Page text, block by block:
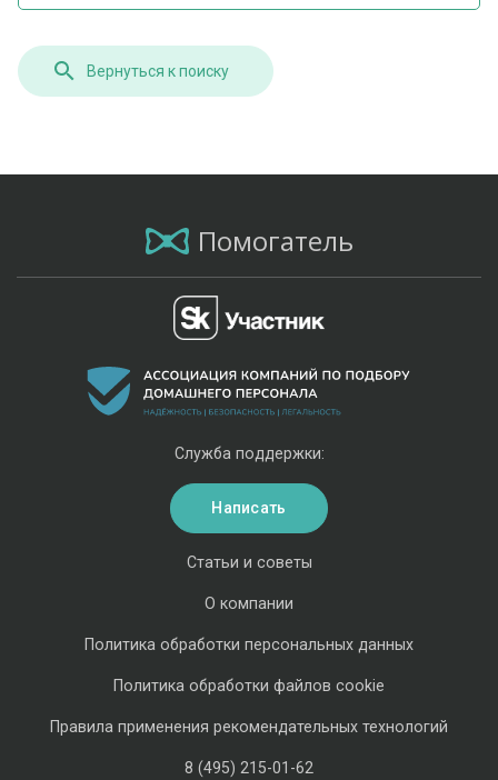
Вернуться к поиску
Помогатель
Статьи и советы
О компании
Политика обработки персональных данных
Политика обработки файлов cookie
Правила применения рекомендательных технологий
8 (495) 215-01-62
Служба поддержки:
Написать